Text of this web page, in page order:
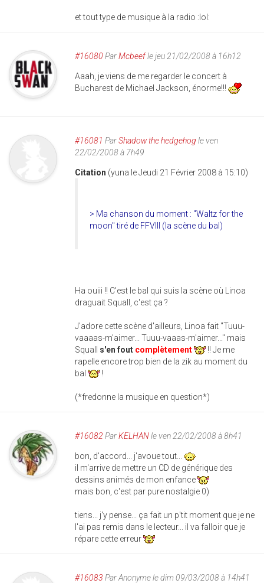
et tout type de musique à la radio :lol:
#16080 ParMcbeefle jeu 21/02/2008 à 16h12
Aaah, je viens de me regarder le concert à
Bucharest de Michael Jackson, énorme!!!
#16081 ParShadow the hedgehog le ven
22/02/2008 à 7h49
Citation (yuna le Jeudi 21 Février 2008 à 15:10)
> Ma chanson du moment : "Waltz for the
moon" tiré de FFVIII (la scène du bal)
Ha ouiii !! C'est le bal qui suis la scène où Linoa
draguait Squall, c'est ça ?
J'adore cette scène d'ailleurs, Linoa fait "Tuuu-
vaaaas-m'aimer... Tuuu-vaaas-m'aimer..." mais
Squall s'en fout complètement
!! Je me
rapelle encore trop bien de la zik au moment du
bal
!
(*fredonne la musique en question*)
#16082 ParKELHANle ven 22/02/2008 à 8h41
bon, d'accord... j'avoue tout...
il m'arrive de mettre un CD de générique des
dessins animés de mon enfance
mais bon, c'est par pure nostalgie 0)
tiens... j'y pense... ça fait un p'tit moment que je ne
l'ai pas remis dans le lecteur... il va falloir que je
répare cette erreur
#16083 ParAnonymele dim 09/03/2008 à 14h41